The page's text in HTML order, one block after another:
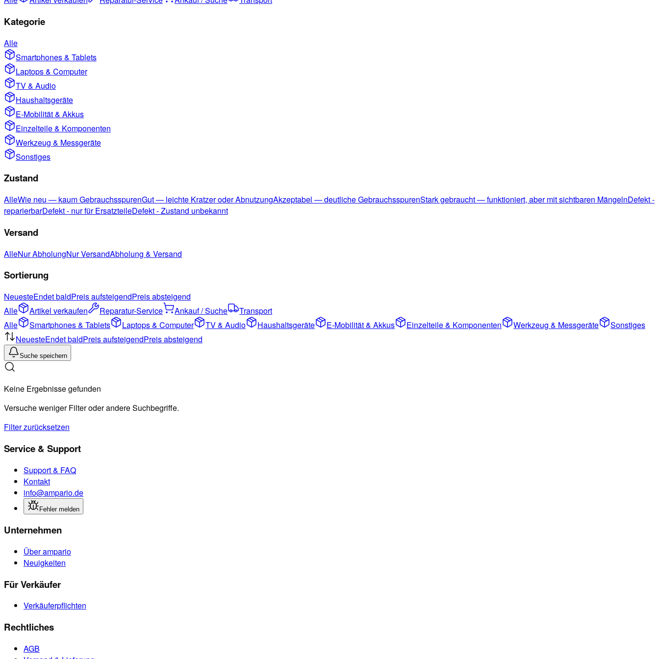
Kategorie
Alle
Smartphones & Tablets
Laptops & Computer
TV & Audio
Haushaltsgeräte
E-Mobilität & Akkus
Einzelteile & Komponenten
Werkzeug & Messgeräte
Sonstiges
Zustand
AlleWie neu — kaum GebrauchsspurenGut — leichte Kratzer oder AbnutzungAkzeptabel — deutliche GebrauchsspurenStark gebraucht — funktioniert, aber mit sichtbaren MängelnDefekt -
reparierbarDefekt - nur für ErsatzteileDefekt - Zustand unbekannt
Versand
AlleNur AbholungNur VersandAbholung & Versand
Sortierung
NeuesteEndet baldPreis aufsteigendPreis absteigend
Alle
Artikel verkaufen Reparatur-Service Ankauf / Suche
Transport
Alle
Smartphones & Tablets Laptops & Computer TV & Audio Haushaltsgeräte E-Mobilität & Akkus Einzelteile & Komponenten Werkzeug & Messgeräte
Sonstiges
NeuesteEndet baldPreis aufsteigendPreis absteigend
Suche speichern
Keine Ergebnisse gefunden
Versuche weniger Filter oder andere Suchbegriffe.
Filter zurücksetzen
Service & Support
Support & FAQ
Kontakt
info@ampario.de
Fehler melden
Unternehmen
Über ampario
Neuigkeiten
Für Verkäufer
Verkäuferpflichten
Rechtliches
AGB